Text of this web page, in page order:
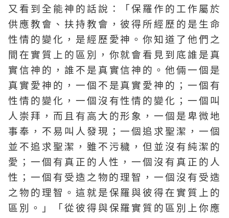
又看到全能神的話說：「保羅作的工作屬於
供應教會、扶持教會，彼得所經歷的是生命
性情的變化，是經歷愛神。你知道了他們之
間在實質上的區別，你就會看見到底誰是真
實信神的，誰不是真實信神的。他倆一個是
真實愛神的，一個不是真實愛神的；一個有
性情的變化，一個沒有性情的變化；一個叫
人崇拜，而且有高大的形象，一個是卑微地
事奉，不易叫人發現；一個追求聖潔，一個
並不追求聖潔，雖不污穢，但並沒有純潔的
愛；一個有真正的人性，一個沒有真正的人
性；一個有受造之物的理智，一個沒有受造
之物的理智。這就是保羅與彼得在實質上的
區別。」「從彼得與保羅實質的區別上你應